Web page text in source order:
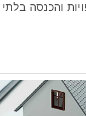
והכנסה בלתי